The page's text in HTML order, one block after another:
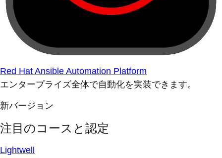
Red Hat Ansible Automation Platform
エンタープライズ全体で自動化を実装できます。
新バージョン
注目のコースと認定
Lightwell